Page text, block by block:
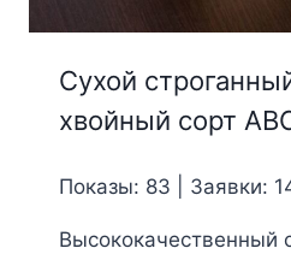
Сухой
хвойный сорт
Показы: 83 | Заявки:
Высококачественный